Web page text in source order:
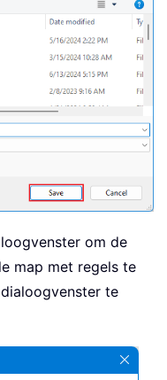
om de
map met regels te
te